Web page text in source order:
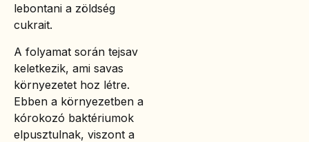
lebontani a zöldség
cukrait.
A folyamat során tejsav
keletkezik, ami savas
környezetet hoz létre.
Ebben a környezetben a
kórokozó baktériumok
elpusztulnak, viszont a